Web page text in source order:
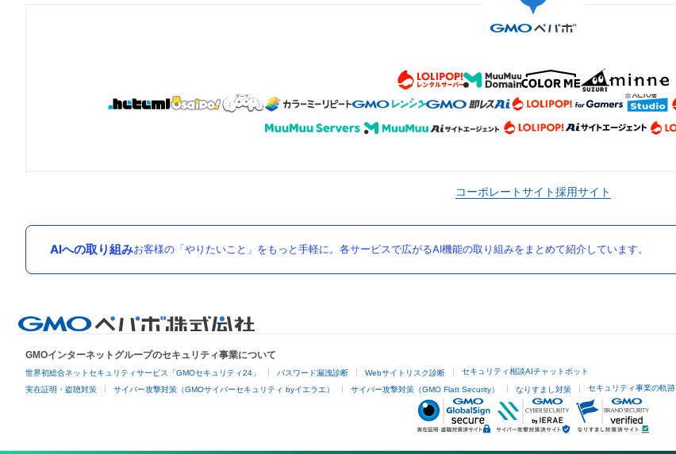
コーポレートサイト採用サイト
AIへの取り組みお客様の「やりたいこと」をもっと手軽に。各サービスで広がるAI機能の取り組みをまとめて紹介しています。
GMOインターネットグループのセキュリティ事業について
世界初総合ネットセキュリティサービス「GMOセキュリティ24」 パスワード漏洩診断 Webサイトリスク診断 セキュリティ相談AIチャットボット
実在証明・盗聴対策 サイバー攻撃対策（GMOサイバーセキュリティ byイエラエ） サイバー攻撃対策（GMO Flatt Security） なりすまし対策 セキュリティ事業の軌跡